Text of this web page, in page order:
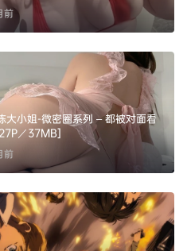
前
大小姐-微密圈系列 – 都被对面看
／37MB]
前